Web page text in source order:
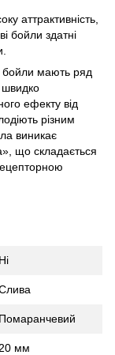
аттрактивність,
бойли здатні
бойли мають ряд
швидко
ефекту від
різним
виникає
що складається
Ні
Помаранчевий
20 мм